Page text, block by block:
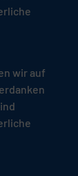
wir auf